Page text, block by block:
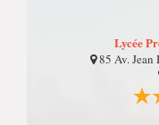
Lycée
85 Av. Jean